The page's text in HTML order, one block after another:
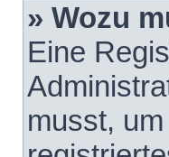
» Wozu
Eine
musst,